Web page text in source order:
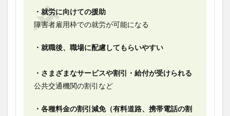
・就労に向けての援助
障害者雇用枠での就労が可能になる
・就職後、職場に配慮してもらいやすい
・さまざまなサービスや割引・給付が受けられる
公共交通機関の割引など
・各種料金の割引減免（有料道路、携帯電話の割